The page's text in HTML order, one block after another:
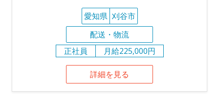
愛知県 刈谷市
配送・物流
正社員
月給225,000円
詳細を見る